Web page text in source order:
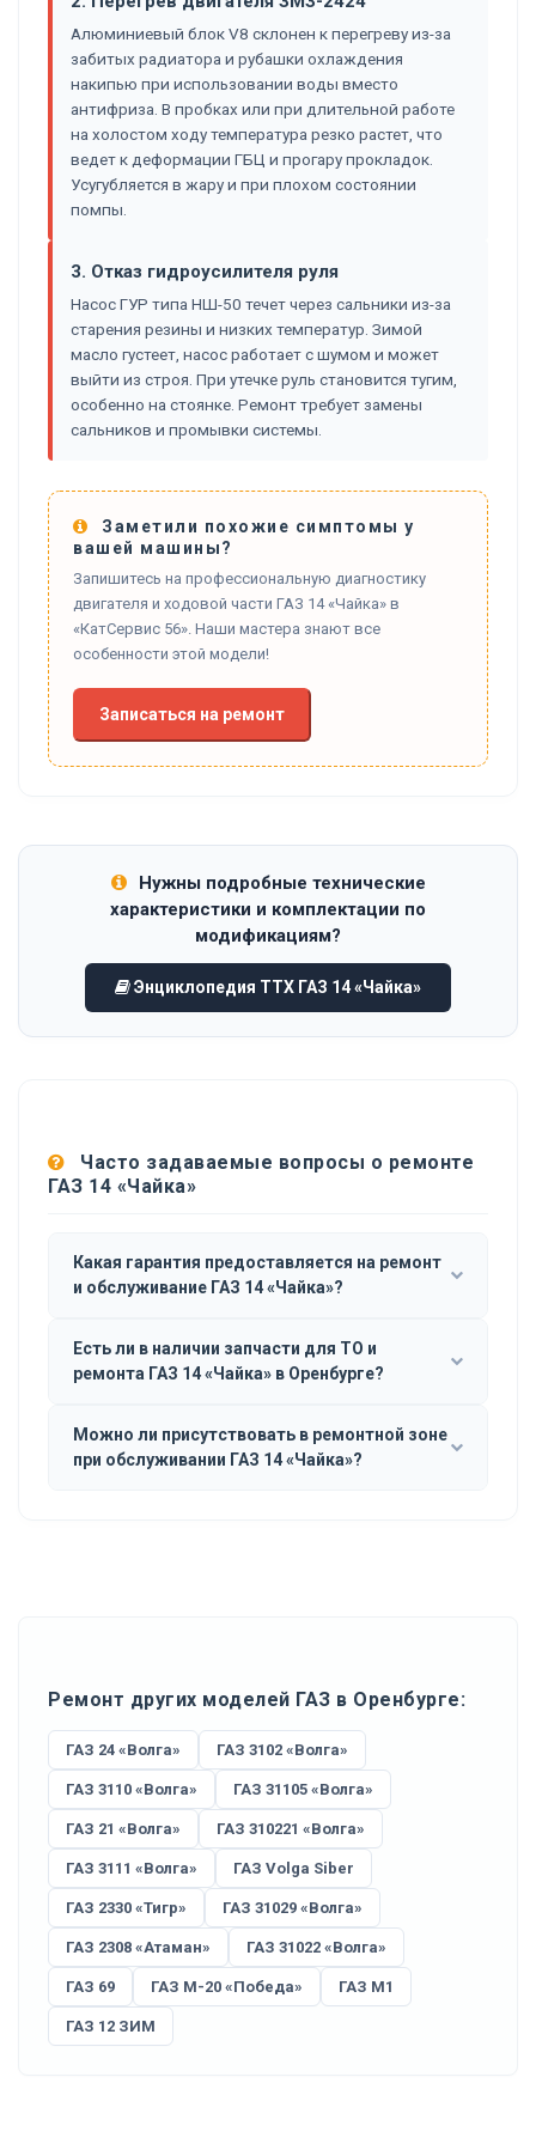
Алюминиевый блок V8 склонен к перегреву из-за
забитых радиатора и рубашки охлаждения
накипью при использовании воды вместо
антифриза. В пробках или при длительной работе
на холостом ходу температура резко растет, что
ведет к деформации ГБЦ и прогару прокладок.
Усугубляется в жару и при плохом состоянии
помпы.
3. Отказ гидроусилителя руля
Насос ГУР типа НШ-50 течет через сальники из-за
старения резины и низких температур. Зимой
масло густеет, насос работает с шумом и может
выйти из строя. При утечке руль становится тугим,
особенно на стоянке. Ремонт требует замены
сальников и промывки системы.
Заметили похожие симптомы у
вашей машины?
Запишитесь на профессиональную диагностику
двигателя и ходовой части ГАЗ 14 «Чайка» в
«КатСервис 56». Наши мастера знают все
особенности этой модели!
Записаться на ремонт
Нужны подробные технические
характеристики и комплектации по
модификациям?
Энциклопедия ТТХ ГАЗ 14 «Чайка»
Часто задаваемые вопросы о ремонте
ГАЗ 14 «Чайка»
Какая гарантия предоставляется на ремонт
и обслуживание ГАЗ 14 «Чайка»?
Есть ли в наличии запчасти для ТО и
ремонта ГАЗ 14 «Чайка» в Оренбурге?
Можно ли присутствовать в ремонтной зоне
при обслуживании ГАЗ 14 «Чайка»?
Ремонт других моделей ГАЗ в Оренбурге:
ГАЗ 24 «Волга» ГАЗ 3102 «Волга»
ГАЗ 3110 «Волга» ГАЗ 31105 «Волга»
ГАЗ 21 «Волга» ГАЗ 310221 «Волга»
ГАЗ 3111 «Волга» ГАЗ Volga Siber
ГАЗ 2330 «Тигр» ГАЗ 31029 «Волга»
ГАЗ 2308 «Атаман» ГАЗ 31022 «Волга»
ГАЗ 69 ГАЗ М-20 «Победа» ГАЗ М1
ГАЗ 12 ЗИМ